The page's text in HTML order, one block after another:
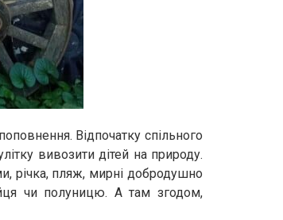
Відпочатку спільного
вивозити дітей на природу.
річка, пляж, мирні добродушно
чи полуницю. А там згодом,